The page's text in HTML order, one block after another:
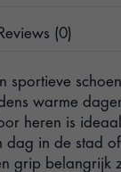
Reviews (0)
sportieve
warme
heren is
dag in de stad
grip belangrijk